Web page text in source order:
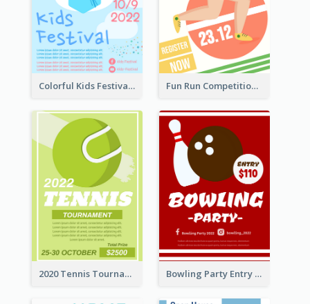
Colorful Kids Festival Flyer Fun Run Competition Flyer
2020 Tennis Tournament Flyer Bowling Party Entry Flyer